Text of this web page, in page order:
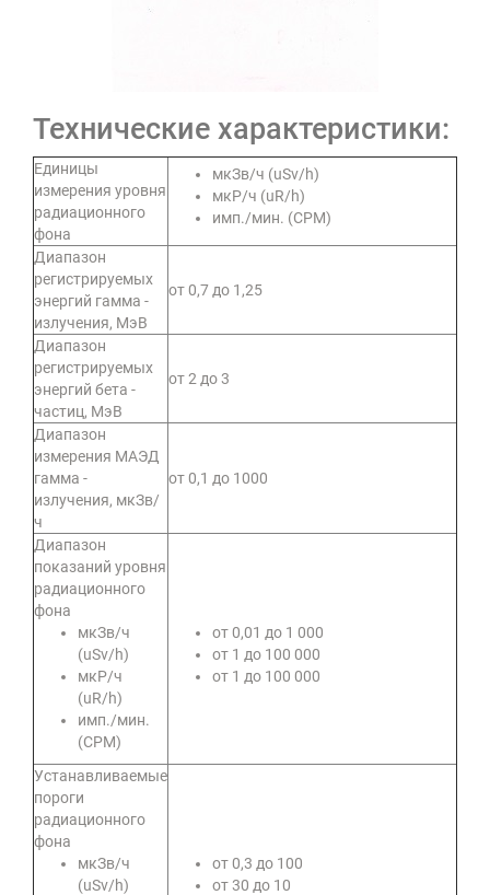
Технические характеристики:
Единицы
измерения уровня
радиационного
фона
мкЗв/ч (uSv/h)
мкР/ч (uR/h)
имп./мин. (СРМ)
Диапазон
регистрируемых
энергий гамма -
излучения, МэВ
от 0,7 до 1,25
Диапазон
регистрируемых
энергий бета -
частиц, МэВ
от 2 до 3
Диапазон
измерения МАЭД
гамма -
излучения, мкЗв/
ч
от 0,1 до 1000
Диапазон
показаний уровня
радиационного
фона
мкЗв/ч
(uSv/h)
мкР/ч
(uR/h)
имп./мин.
(СРМ)
от 0,01 до 1 000
от 1 до 100 000
от 1 до 100 000
Устанавливаемые
пороги
радиационного
фона
мкЗв/ч
(uSv/h)
от 0,3 до 100
от 30 до 10